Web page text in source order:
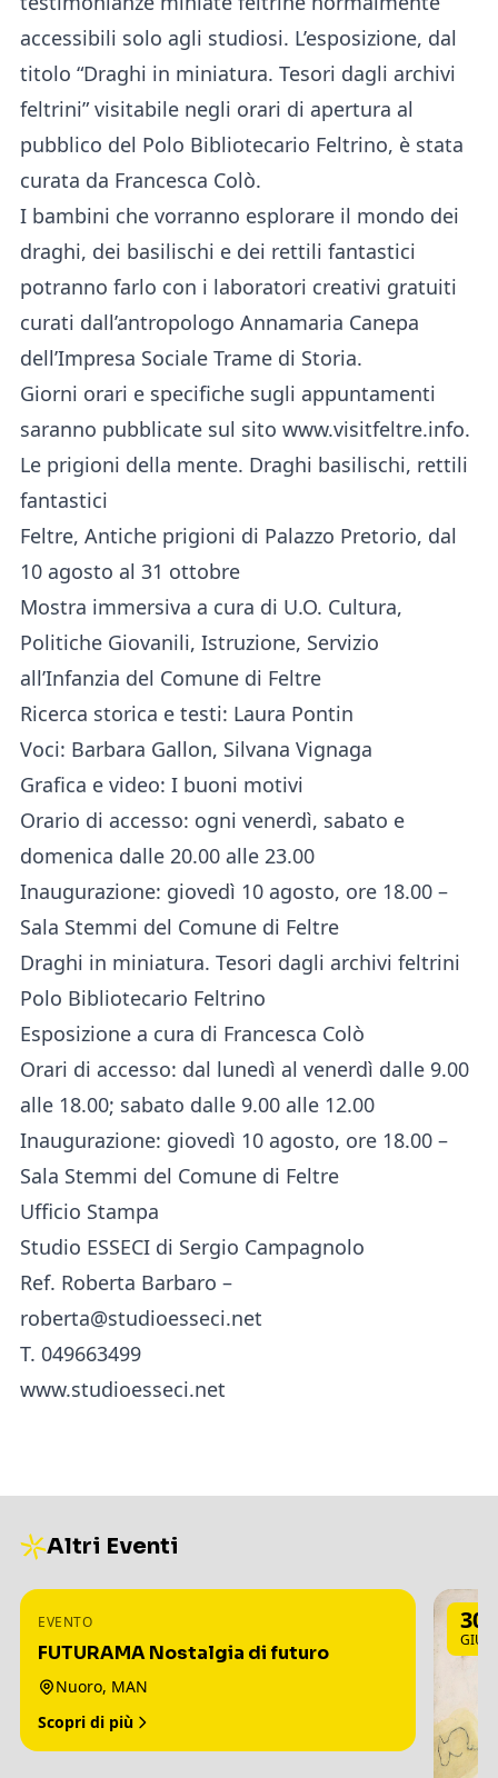
accessibili solo agli studiosi. L’esposizione, dal
titolo “Draghi in miniatura. Tesori dagli archivi
feltrini” visitabile negli orari di apertura al
pubblico del Polo Bibliotecario Feltrino, è stata
curata da Francesca Colò.
I bambini che vorranno esplorare il mondo dei
draghi, dei basilischi e dei rettili fantastici
potranno farlo con i laboratori creativi gratuiti
curati dall’antropologo Annamaria Canepa
dell’Impresa Sociale Trame di Storia.
Giorni orari e specifiche sugli appuntamenti
saranno pubblicate sul sito www.visitfeltre.info.
Le prigioni della mente. Draghi basilischi, rettili
fantastici
Feltre, Antiche prigioni di Palazzo Pretorio, dal
10 agosto al 31 ottobre
Mostra immersiva a cura di U.O. Cultura,
Politiche Giovanili, Istruzione, Servizio
all’Infanzia del Comune di Feltre
Ricerca storica e testi: Laura Pontin
Voci: Barbara Gallon, Silvana Vignaga
Grafica e video: I buoni motivi
Orario di accesso: ogni venerdì, sabato e
domenica dalle 20.00 alle 23.00
Inaugurazione: giovedì 10 agosto, ore 18.00 –
Sala Stemmi del Comune di Feltre
Draghi in miniatura. Tesori dagli archivi feltrini
Polo Bibliotecario Feltrino
Esposizione a cura di Francesca Colò
Orari di accesso: dal lunedì al venerdì dalle 9.00
alle 18.00; sabato dalle 9.00 alle 12.00
Inaugurazione: giovedì 10 agosto, ore 18.00 –
Sala Stemmi del Comune di Feltre
Ufficio Stampa
Studio ESSECI di Sergio Campagnolo
Ref. Roberta Barbaro –
roberta@studioesseci.net
T. 049663499
www.studioesseci.net
Altri Eventi
3
EVENTO
FUTURAMA Nostalgia di futuro
Nuoro, MAN
Scopri di più
30
GIU